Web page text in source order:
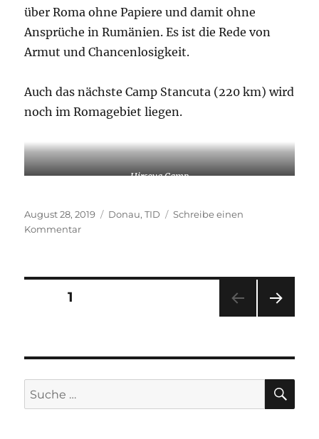
über Roma ohne Papiere und damit ohne
Ansprüche in Rumänien. Es ist die Rede von
Armut und Chancenlosigkeit.
Auch das nächste Camp Stancuta (220 km) wird
noch im Romagebiet liegen.
Hirsova Camp
Veröffentlicht
am
August 28, 2019 Kategorien
Donau,TID
Schreibe einen
Kommentarzu
Beitragsnavigation
SEITE1
E
Suche
nach: